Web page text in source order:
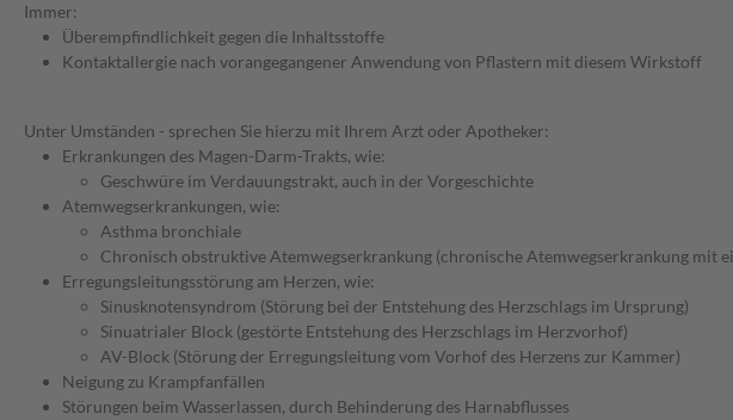
Immer:
Überempfindlichkeit gegen die Inhaltsstoffe
Kontaktallergie nach vorangegangener Anwendung von Pflastern mit diesem Wirkstoff
Unter Umständen - sprechen Sie hierzu mit Ihrem Arzt oder Apotheker:
Erkrankungen des Magen-Darm-Trakts, wie:
Geschwüre im Verdauungstrakt, auch in der Vorgeschichte
Atemwegserkrankungen, wie:
Asthma bronchiale
Chronisch obstruktive Atemwegserkrankung (chronische Atemwegserkrankung mit
Erregungsleitungsstörung am Herzen, wie:
Sinusknotensyndrom (Störung bei der Entstehung des Herzschlags im Ursprung)
Sinuatrialer Block (gestörte Entstehung des Herzschlags im Herzvorhof)
AV-Block (Störung der Erregungsleitung vom Vorhof des Herzens zur Kammer)
Neigung zu Krampfanfällen
Störungen beim Wasserlassen, durch Behinderung des Harnabflusses